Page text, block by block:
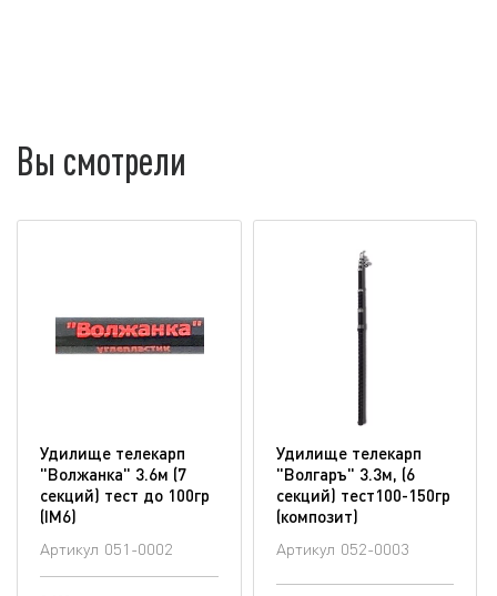
Вы смотрели
Удилище телекарп
"Волжанка" 3.6м (7
секций) тест до 100гр
(IM6)
Артикул 051-0002
Удилище телекарп
"Волгаръ" 3.3м, (6
секций) тест100-150гр
(композит)
Артикул 052-0003